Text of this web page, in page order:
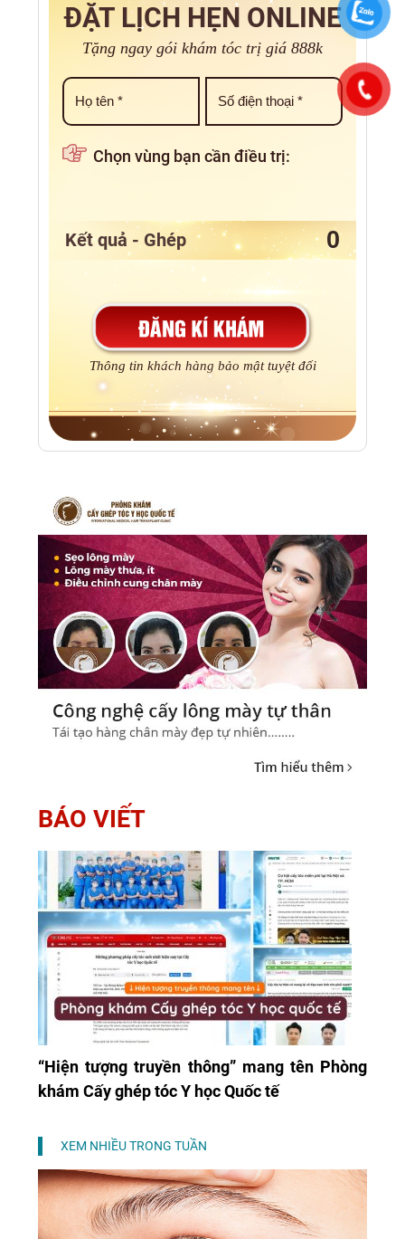
ĐẶT LỊCH HẸN ONLINE
Tặng ngay gói khám tóc trị giá 888k
Chọn vùng bạn cần điều trị:
Kết quả - Ghép
Thông tin khách hàng bảo mật tuyệt đối
BÁO VIẾT
“Hiện tượng truyền thông” mang tên Phòng
khám Cấy ghép tóc Y học Quốc tế
XEM NHIỀU TRONG TUẦN